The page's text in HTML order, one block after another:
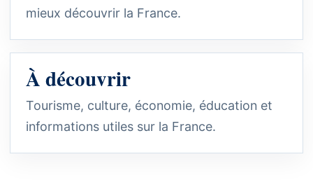
mieux découvrir la France.
À découvrir
Tourisme, culture, économie, éducation et
informations utiles sur la France.